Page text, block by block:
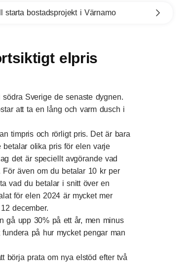
bostadsprojekt i Värnamo
elpris
Sverige de senaste dygnen.
att ta en lång och varm dusch i
timpris och rörligt pris. Det är bara
betalar olika pris för elen varje
det är speciellt avgörande vad
För även om du betalar 10 kr per
vad du betalar i snitt över en
för elen 2024 är mycket mer
december.
gå upp 30% på ett år, men minus
på hur mycket pengar man
börja prata om nya elstöd efter två